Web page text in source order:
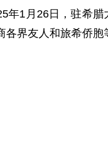
年1月26日，驻希腊
各界友人和旅希侨胞